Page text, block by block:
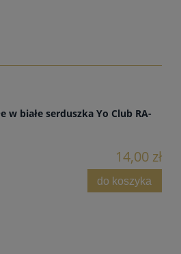
w białe serduszka Yo Club RA-
14,00 zł
do koszyka